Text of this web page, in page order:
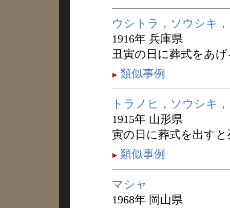
ウシトラ，ソウシキ
1916年 兵庫県
丑寅の日に葬式をあ
類似事例
トラノヒ，ソウシキ
1915年 山形県
寅の日に葬式を出す
類似事例
マシャ
1968年 岡山県